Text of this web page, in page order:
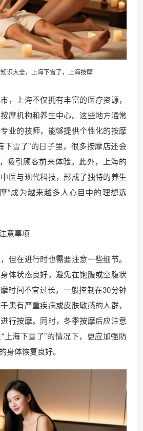
识大全，上海下雪了，上海按摩
，上海不仅拥有丰富的医疗资源，
摩机构和养生中心。这些地方通常
业的技师，能够提供个性化的按摩
下雪了”的日子里，很多按摩店还会
吸引顾客前来体验。此外，上海的
医与现代科技，形成了独特的养生
”成为越来越多人心目中的理想选
意事项
但在进行时也需要注意一些细节。
体状态良好，避免在饱腹或空腹状
时间不宜过长，一般控制在30分钟
患有严重疾病或皮肤敏感的人群，
行按摩。同时，冬季按摩后应注意
上海下雪了”的情况下，更应加强防
身体恢复良好。